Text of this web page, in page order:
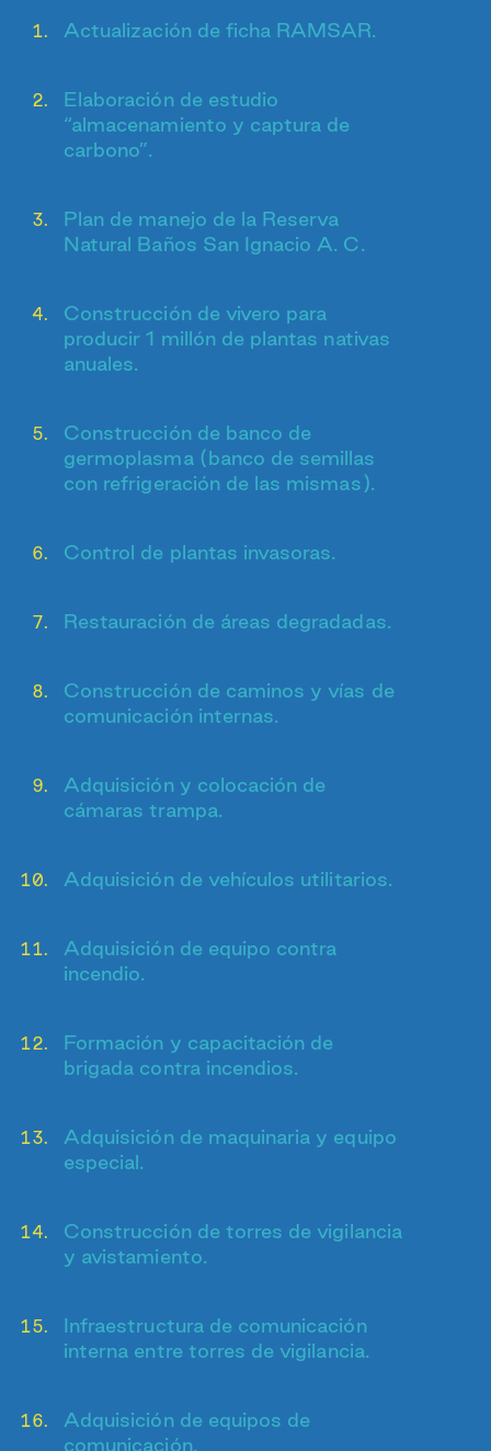
Actualización de ficha RAMSAR.
Elaboración de estudio
“almacenamiento y captura de
carbono”.
Plan de manejo de la Reserva
Natural Baños San Ignacio A. C.
Construcción de vivero para
producir 1 millón de plantas nativas
anuales.
Construcción de banco de
germoplasma (banco de semillas
con refrigeración de las mismas).
Control de plantas invasoras.
Restauración de áreas degradadas.
Construcción de caminos y vías de
comunicación internas.
Adquisición y colocación de
cámaras trampa.
Adquisición de vehículos utilitarios.
Adquisición de equipo contra
incendio.
Formación y capacitación de
brigada contra incendios.
Adquisición de maquinaria y equipo
especial.
Construcción de torres de vigilancia
y avistamiento.
Infraestructura de comunicación
interna entre torres de vigilancia.
Adquisición de equipos de
comunicación.